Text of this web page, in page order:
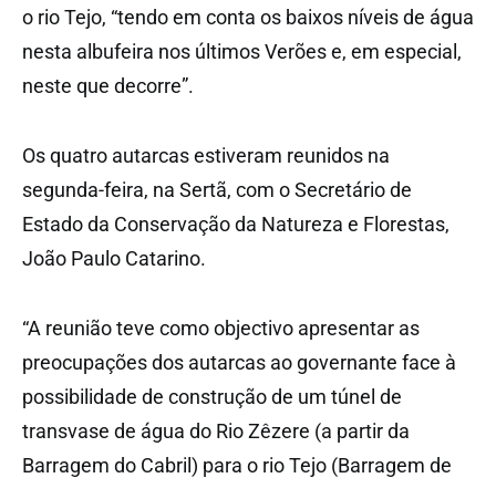
o rio Tejo, “tendo em conta os baixos níveis de água
nesta albufeira nos últimos Verões e, em especial,
neste que decorre”.
Os quatro autarcas estiveram reunidos na
segunda-feira, na Sertã, com o Secretário de
Estado da Conservação da Natureza e Florestas,
João Paulo Catarino.
“A reunião teve como objectivo apresentar as
preocupações dos autarcas ao governante face à
possibilidade de construção de um túnel de
transvase de água do Rio Zêzere (a partir da
Barragem do Cabril) para o rio Tejo (Barragem de